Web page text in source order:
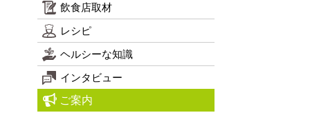
飲食店取材
レシピ
ヘルシーな知識
インタビュー
ご案内